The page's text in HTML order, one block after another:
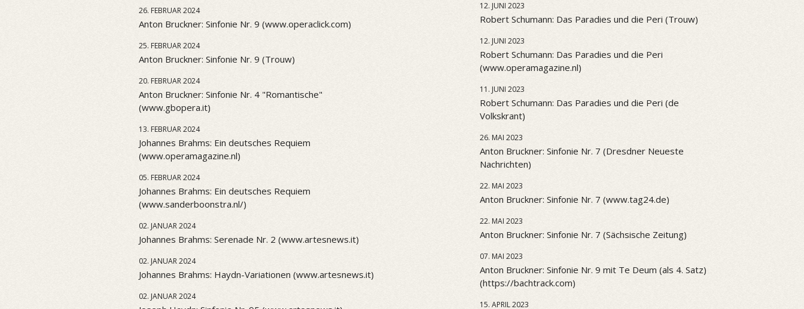
26. FEBRUAR 2024
Anton Bruckner: Sinfonie Nr. 9 (www.operaclick.com)
25. FEBRUAR 2024
Anton Bruckner: Sinfonie Nr. 9 (Trouw)
20. FEBRUAR 2024
Anton Bruckner: Sinfonie Nr. 4 "Romantische"
(www.gbopera.it)
13. FEBRUAR 2024
Johannes Brahms: Ein deutsches Requiem
(www.operamagazine.nl)
05. FEBRUAR 2024
Johannes Brahms: Ein deutsches Requiem
(www.sanderboonstra.nl/)
02. JANUAR 2024
Johannes Brahms: Serenade Nr. 2 (www.artesnews.it)
02. JANUAR 2024
Johannes Brahms: Haydn-Variationen (www.artesnews.it)
02. JANUAR 2024
12. JUNI 2023
Robert Schumann: Das Paradies und die Peri (Trouw)
12. JUNI 2023
Robert Schumann: Das Paradies und die Peri
(www.operamagazine.nl)
11. JUNI 2023
Robert Schumann: Das Paradies und die Peri (de
Volkskrant)
26. MAI 2023
Anton Bruckner: Sinfonie Nr. 7 (Dresdner Neueste
Nachrichten)
22. MAI 2023
Anton Bruckner: Sinfonie Nr. 7 (www.tag24.de)
22. MAI 2023
Anton Bruckner: Sinfonie Nr. 7 (Sächsische Zeitung)
07. MAI 2023
Anton Bruckner: Sinfonie Nr. 9 mit Te Deum (als 4. Satz)
(https://bachtrack.com)
15. APRIL 2023